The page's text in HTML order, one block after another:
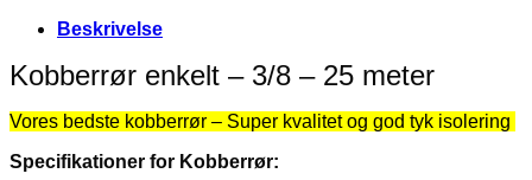
Beskrivelse
Kobberrør enkelt – 3/8 – 25 meter
Vores bedste kobberrør – Super kvalitet og god tyk isolering
Specifikationer for Kobberrør: